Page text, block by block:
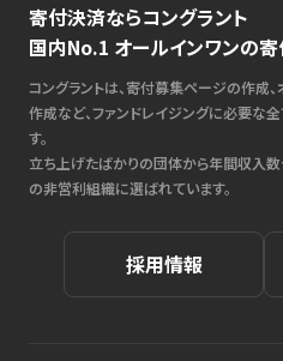
寄付決済ならコングラント
国内No.1 オールインワンの寄
コングラントは、寄付募集ページの作成
作成など、ファンドレイジングに必要な
す。
立ち上げたばかりの団体から年間収入
の非営利組織に選ばれています。
採用情報